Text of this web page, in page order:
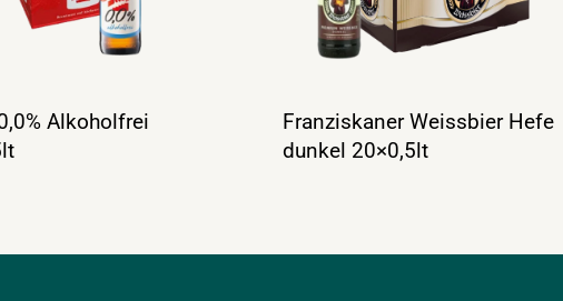
Alkoholfrei
Franziskaner Weissbier Hefe
dunkel 20×0,5lt